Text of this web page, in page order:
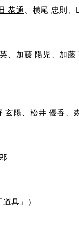
恭通 、横尾 忠則、
、加藤 陽児、加
玄陽、松井 優香
具」）